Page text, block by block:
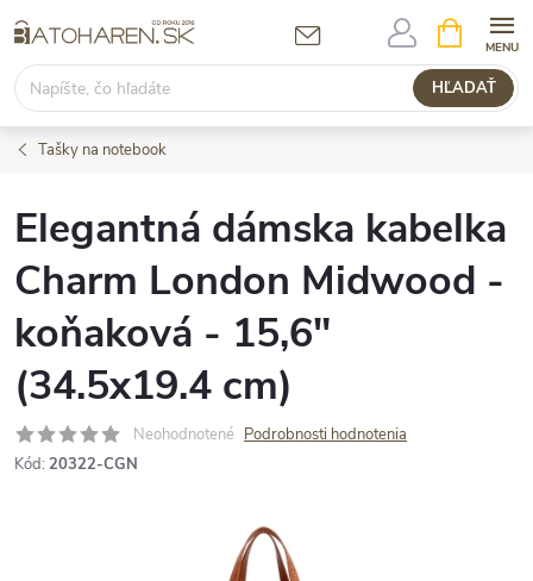
na
obsah
HĽADAŤ
KOŠÍK
Tašky na notebook
Elegantná dámska kabelka
Charm London Midwood -
koňaková - 15,6"
(34.5x19.4 cm)
Neohodnotené Podrobnosti hodnotenia
Kód: 20322-CGN